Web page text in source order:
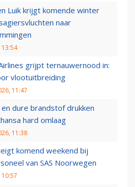
Luik krijgt komende winter
naar
13:54
grijpt ternauwernood in:
vlootuitbreiding
11:47
en dure brandstof drukken
hard omlaag
11:38
komend weekend bij
van SAS Noorwegen